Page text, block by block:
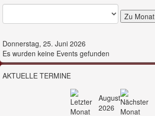
Zu Monat
Donnerstag, 25. Juni 2026
Es wurden keine Events gefunden
AKTUELLE TERMINE
August
2026